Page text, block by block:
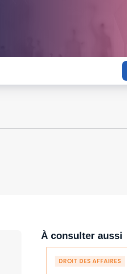
À consulter aussi
DROIT DES AFFAIRES